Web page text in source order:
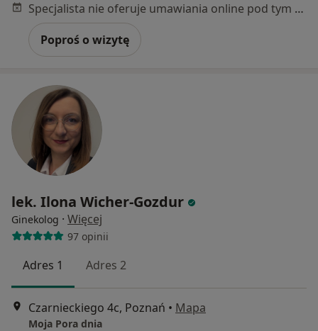
Specjalista nie oferuje umawiania online pod tym adresem.
Poproś o wizytę
lek. Ilona Wicher-Gozdur
Ginekolog · Więcej
97 opinii
Adres 1 Adres 2
Czarnieckiego 4c, Poznań • Mapa
Moja Pora dnia